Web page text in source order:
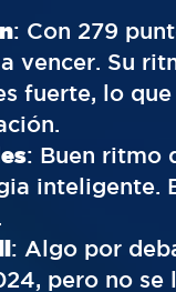
: Con 279
vencer. Su
fuerte, lo
: Buen ritmo
inteligente.
: Algo por
pero no se